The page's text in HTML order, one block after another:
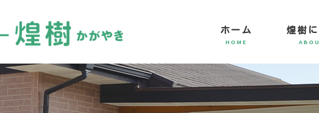
ホーム
HOME
煌樹